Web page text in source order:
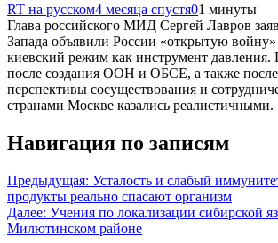
RT на русском4 месяца спустя01 минуты
Глава российского МИД Сергей Лавров
Запада объявили России «открытую
киевский режим как инструмент давления.
после создания ООН и ОБСЕ, а также
перспективы сосуществования и
странами Москве казались реалистичными.
Навигация по записям
Предыдущая: Усталость и слабый
продукты реально спасают организм
Далее: Учения по локализации сибирской
Милютинском районе